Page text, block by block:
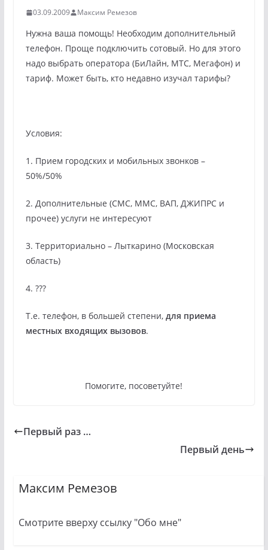
03.09.2009 Максим Ремезов
Нужна ваша помощь! Необходим дополнительный
телефон. Проще подключить сотовый. Но для этого
надо выбрать оператора (БиЛайн, МТС, Мегафон) и
тариф. Может быть, кто недавно изучал тарифы?
Условия:
1. Прием городских и мобильных звонков –
50%/50%
2. Дополнительные (СМС, ММС, ВАП, ДЖИПРС и
прочее) услуги не интересуют
3. Территориально – Лыткарино (Московская
область)
4. ???
Т.е. телефон, в большей степени, для приема
местных входящих вызовов.
Помогите, посоветуйте!
Первый раз …
Первый день
Максим Ремезов
Смотрите вверху ссылку "Обо мне"